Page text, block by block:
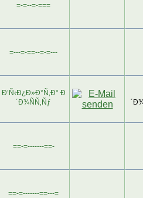
=-=--=-===
=---=-==--=-=---
Ð’Ñ‹Ð¿Ð»Ð°Ñ‚Ð° Ð
´Ð¾ÑÑ‚Ñƒ
==-=-------==-
==-=-------==---=